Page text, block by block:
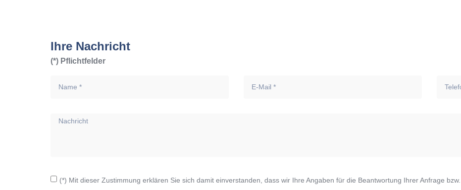
Ihre Nachricht
(*) Pflichtfelder
(*) Mit dieser Zustimmung erklären Sie sich damit einverstanden, dass wir Ihre Angaben für die Beantwortung Ihrer Anfrage